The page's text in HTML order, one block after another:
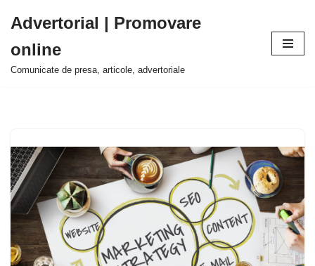
la
conținut
Advertorial | Promovare
online
Comunicate de presa, articole, advertoriale